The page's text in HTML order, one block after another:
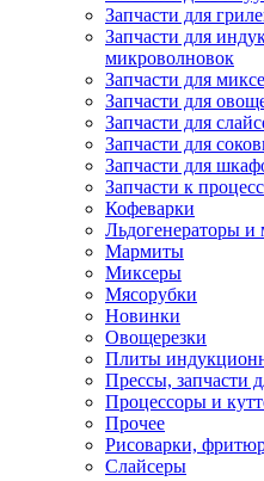
Запчасти для
Запчасти для
микроволновок
Запчасти для
Запчасти для
Запчасти для
Запчасти для
Запчасти для
Запчасти к
Кофеварки
Льдогенераторы и
Мармиты
Миксеры
Мясорубки
Новинки
Овощерезки
Плиты
Прессы, запчасти
Процессоры и
Прочее
Рисоварки,
Слайсеры